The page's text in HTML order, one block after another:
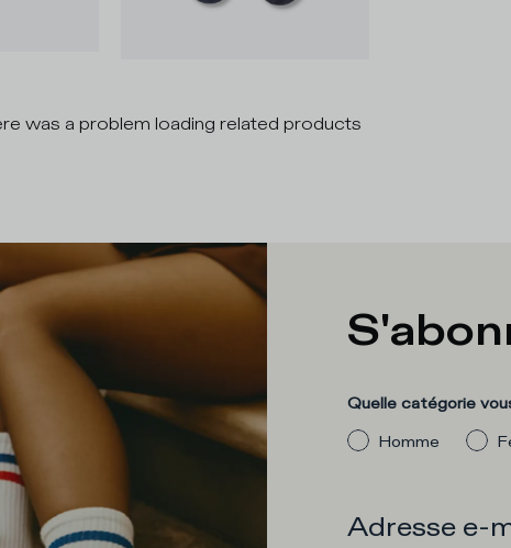
was a problem loading related products
Quelle catégorie
Homme
Adresse e-